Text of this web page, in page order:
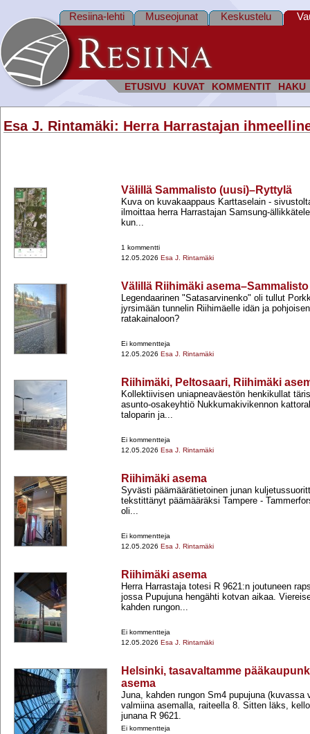
ETUSIVU KUVAT KOMMENTIT HAKU
Resiina-lehti Museojunat Keskustelu
Esa J. Rintamäki: Herra Harrastajan
Välillä Sammalisto (uusi)–Ryttylä
Kuva on kuvakaappaus Karttaselain -​
ilmoittaa herra Harrastajan Samsung-​
kun...
1 kommentti
12.05.2026 Esa J. Rintamäki
Välillä Riihimäki
Legendaarinen "Satasarvinenko" oli tullut
jyrsimään tunnelin Riihimäelle idän ja
ratakainaloon?
Ei kommentteja
12.05.2026 Esa J. Rintamäki
Riihimäki, Peltosaari, Riihimäki
Kollektiivisen uniapneaväestön henkikullat
asunto-​osakeyhtiö Nukkumakivikennon
taloparin ja...
Ei kommentteja
12.05.2026 Esa J. Rintamäki
Riihimäki asema
Syvästi päämäärätietoinen junan
tekstittänyt päämääräksi Tampere -​
oli...
Ei kommentteja
12.05.2026 Esa J. Rintamäki
Riihimäki asema
Herra Harrastaja totesi R 9621:n joutuneen
jossa Pupujuna hengähti kotvan aikaa.
kahden rungon...
Ei kommentteja
12.05.2026 Esa J. Rintamäki
Helsinki, tasavaltamme
asema
Juna, kahden rungon Sm4 pupujuna (kuvassa
valmiina asemalla, raiteella 8. Sitten läks,
junana R 9621.
Ei kommentteja